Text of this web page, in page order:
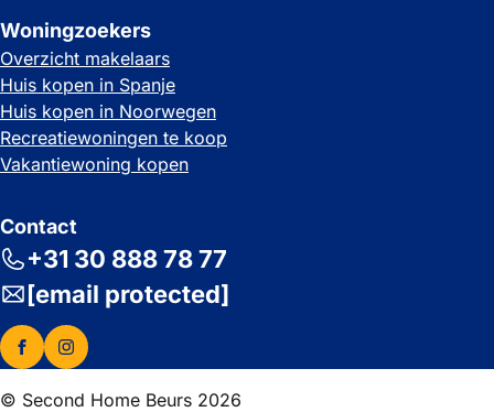
Woningzoekers
Overzicht makelaars
Huis kopen in Spanje
Huis kopen in Noorwegen
Recreatiewoningen te koop
Vakantiewoning kopen
Contact
+31 30 888 78 77
[email protected]
© Second Home Beurs 2026